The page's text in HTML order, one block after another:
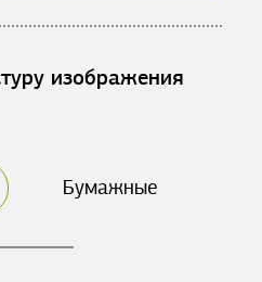
изображения
Бумажные